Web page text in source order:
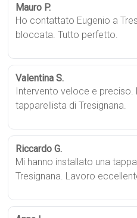
Mauro P.
Ho contattato Eugenio a
bloccata. Tutto perfetto.
Valentina S.
Intervento veloce e preciso.
tapparellista di Tresignana.
Riccardo G.
Mi hanno installato una
Tresignana. Lavoro